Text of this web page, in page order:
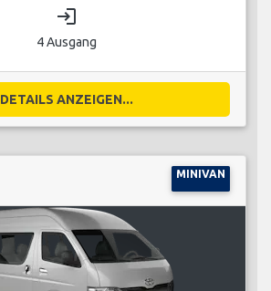
login
4 Ausgang
DETAILS ANZEIGEN...
MINIVAN